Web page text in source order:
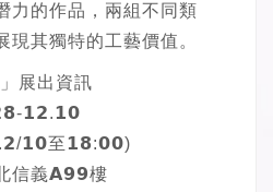
力的作品，兩組不同類
現其獨特的工藝價值。
展出資訊
𝟭𝟮.𝟭𝟬
𝟭𝟬至𝟭𝟴:𝟬𝟬)
信義𝗔𝟵𝟵樓